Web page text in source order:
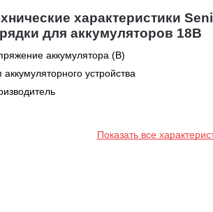
характеристики
для аккумуляторов 18В
аккумулятора (В)
аккумуляторного устройства
Показать все